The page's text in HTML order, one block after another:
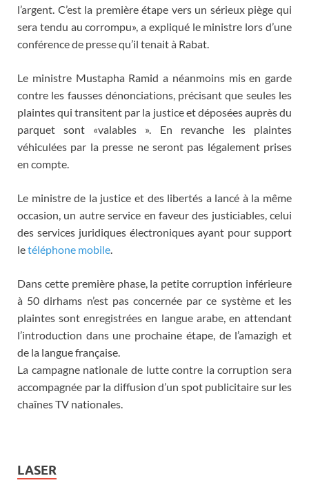
l’argent. C’est la première étape vers un sérieux piège qui
sera tendu au corrompu», a expliqué le ministre lors d’une
conférence de presse qu’il tenait à Rabat.
Le ministre Mustapha Ramid a néanmoins mis en garde
contre les fausses dénonciations, précisant que seules les
plaintes qui transitent par la justice et déposées auprès du
parquet sont «valables ». En revanche les plaintes
véhiculées par la presse ne seront pas légalement prises
en compte.
Le ministre de la justice et des libertés a lancé à la même
occasion, un autre service en faveur des justiciables, celui
des services juridiques électroniques ayant pour support
letéléphone mobile.
Dans cette première phase, la petite corruption inférieure
à 50 dirhams n’est pas concernée par ce système et les
plaintes sont enregistrées en langue arabe, en attendant
l’introduction dans une prochaine étape, de l’amazigh et
de la langue française.
La campagne nationale de lutte contre la corruption sera
accompagnée par la diffusion d’un spot publicitaire sur les
chaînes TV nationales.
LASER